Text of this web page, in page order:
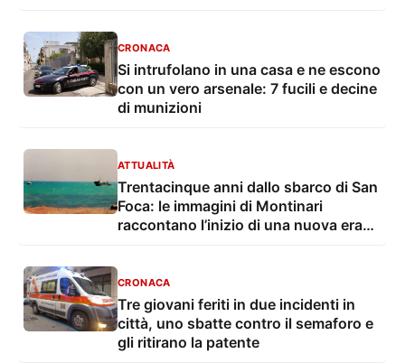
CRONACA
Si intrufolano in una casa e ne escono
con un vero arsenale: 7 fucili e decine
di munizioni
ATTUALITÀ
Trentacinque anni dallo sbarco di San
Foca: le immagini di Montinari
raccontano l’inizio di una nuova era
CRONACA
Tre giovani feriti in due incidenti in
città, uno sbatte contro il semaforo e
gli ritirano la patente